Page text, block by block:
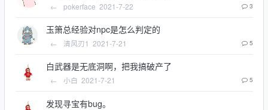
← pokerface 2021-7-22 3
玉箫总经验对npc是怎么判定的
← 清风刃1 2021-7-21 5
白武器是无底洞啊，把我搞破产了
← 小白 2021-7-21 5
发现寻宝有bug。